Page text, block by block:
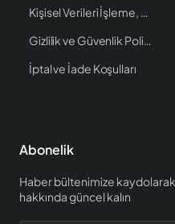
Kişisel Verileri İşleme, Saklama ve İmha Politikası
Gizlilik ve Güvenlik Politikası
İptal ve İade Koşulları
Abonelik
Haber bültenimize
hakkında güncel kalın